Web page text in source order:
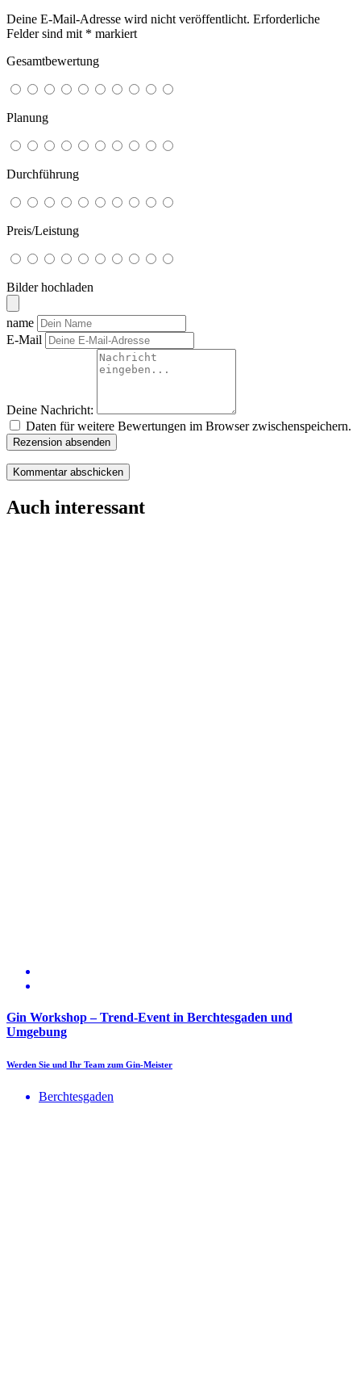
Deine E-Mail-Adresse wird nicht veröffentlicht. Erforderliche
Felder sind mit * markiert
Gesamtbewertung
Planung
Durchführung
Preis/Leistung
Bilder hochladen
name
E-Mail
Deine Nachricht:
Daten für weitere Bewertungen im Browser zwischenspeichern.
Rezension absenden
Auch interessant
Gin Workshop – Trend-Event in Berchtesgaden und
Umgebung
Werden Sie und Ihr Team zum Gin-Meister
Berchtesgaden